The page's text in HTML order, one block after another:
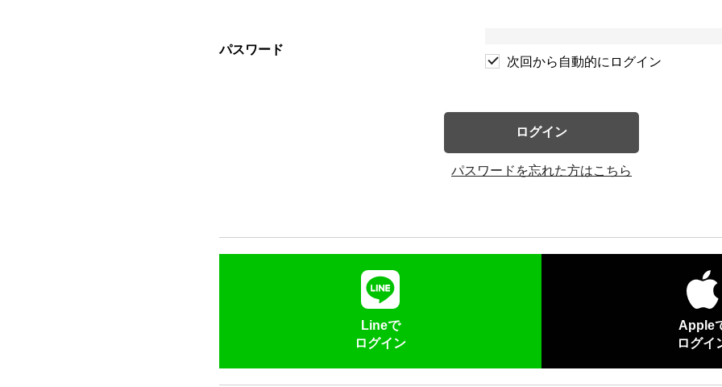
パスワード
次回から自動的にログイン
ログイン
パスワードを忘れた方はこちら
Lineで
ログイン
Apple
ログイ